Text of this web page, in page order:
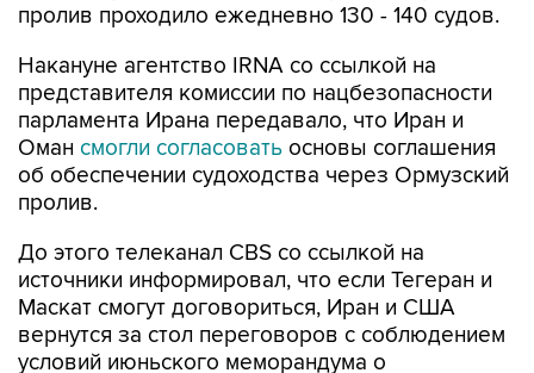
Накануне агентство IRNA со ссылкой на
парламента Ирана передавало, что Иран и
Омансмогли согласовать основы соглашения
об обеспечении судоходства через Ормузский
пролив.
До этого телеканал CBS со ссылкой на
Маскат смогут договориться, Иран и США
вернутся за стол переговоров с соблюдением
условий июньского меморандума о
взаимопонимании.